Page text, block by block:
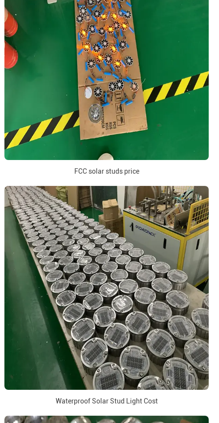
FCC solar studs price
Waterproof Solar Stud Light Cost